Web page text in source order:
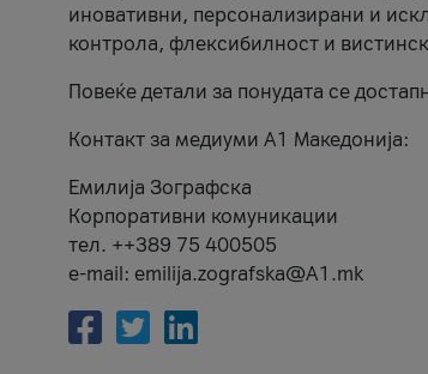
иновативни, персонализирани и
контрола, флексибилност и
Повеќе детали за понудата се
Контакт за медиуми А1 Македонија:
Емилија Зографска
Корпоративни комуникации
тел. ++389 75 400505
e-mail: emilija.zografska@A1.mk